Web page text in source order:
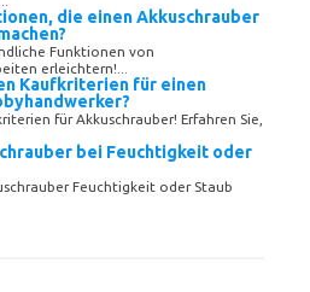
die einen Akkuschrauber
Funktionen von
erleichtern!...
Kaufkriterien für einen
für Akkuschrauber! Erfahren Sie,
bei Feuchtigkeit oder
Feuchtigkeit oder Staub